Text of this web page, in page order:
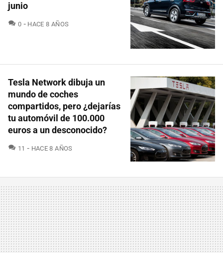
junio
0 COMENTARIOS
HACE 8 AÑOS
Tesla Network dibuja un
mundo de coches
compartidos, pero ¿dejarías
tu automóvil de 100.000
euros a un desconocido?
11 COMENTARIOS
HACE 8 AÑOS